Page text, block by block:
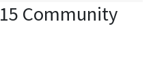
Community